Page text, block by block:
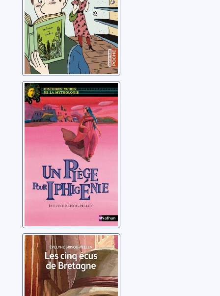
Un piège pour
Iphigénie
Brisou-Pellen, Evelyne
Les cinq écus de
Bretagne
Brisou-Pellen, Evelyne